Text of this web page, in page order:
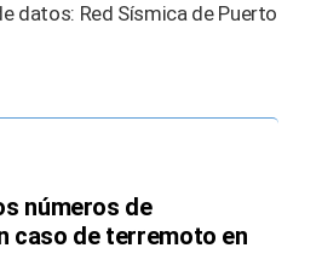
datos: Red Sísmica de Puerto
números de
caso de terremoto en